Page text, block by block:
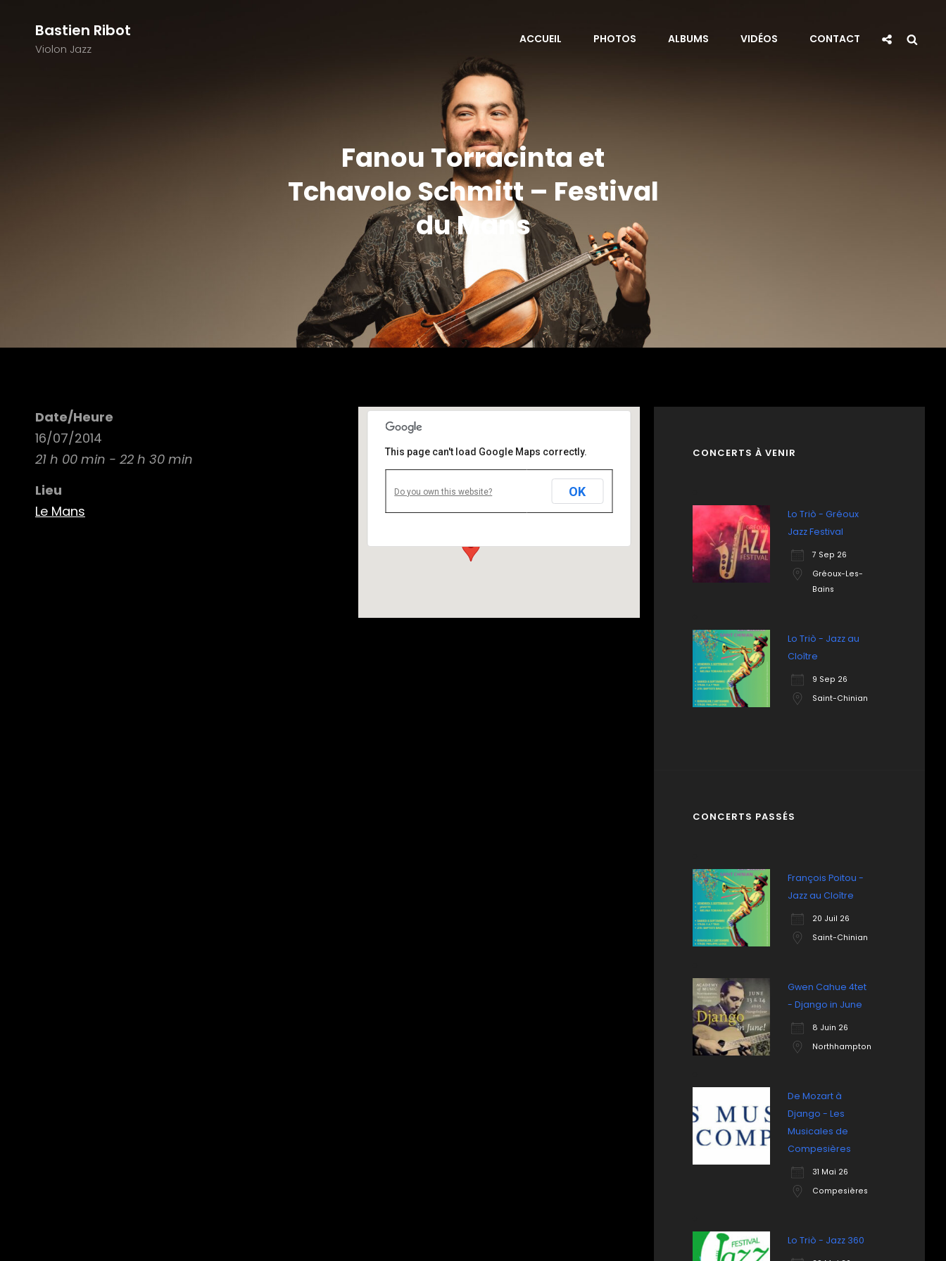
Bastien Ribot
Violon Jazz
ACCUEIL PHOTOS ALBUMS VIDÉOS CONTACT Social
Share
Fanou Torracinta et
Tchavolo Schmitt – Festival
du Mans
Le Mans
le mans - le mans
This page can't load Google Maps correctly.
Do you own this website? OK
Date/Heure
16/07/2014
21 h 00 min - 22 h 30 min
Lieu
Le Mans
CONCERTS À VENIR
Lo Triò - Gréoux
Jazz Festival
7 Sep 26
Gréoux-Les-
Bains
Lo Triò - Jazz au
Cloître
9 Sep 26
Saint-Chinian
CONCERTS PASSÉS
François Poitou -
Jazz au Cloître
20 Juil 26
Saint-Chinian
Gwen Cahue 4tet
- Django in June
8 Juin 26
Northhampton
De Mozart à
Django - Les
Musicales de
Compesières
31 Mai 26
Compesières
Lo Triò - Jazz 360